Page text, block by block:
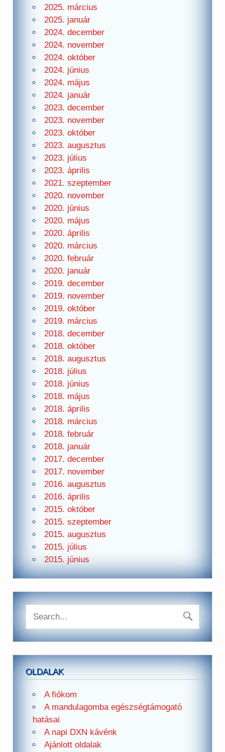
2025. március
2025. január
2024. december
2024. november
2024. október
2024. június
2024. május
2024. január
2023. december
2023. november
2023. október
2023. augusztus
2023. július
2023. április
2021. szeptember
2020. november
2020. június
2020. május
2020. április
2020. március
2020. február
2020. január
2019. december
2019. november
2019. október
2019. március
2018. december
2018. október
2018. augusztus
2018. július
2018. június
2018. május
2018. április
2018. március
2018. február
2018. január
2017. december
2017. november
2016. augusztus
2016. április
2015. október
2015. szeptember
2015. augusztus
2015. július
2015. június
OLDALAK
A fiókom
A mandulagomba egészségtámogató
hatásai
A napi DXN kávénk
Ajánlott oldalak